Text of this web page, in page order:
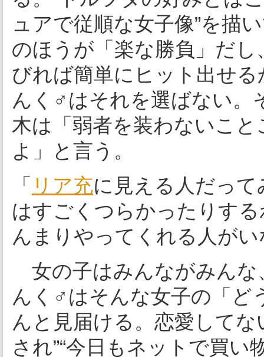
ュアで従順な女子像”を描
のほうが「楽な勝負」だ
びれば簡単にヒット出せ
んく♂はそれを選ばない。
木は「弱者を装わないこ
よ」と言う。
「 リア充に見える人だっ
はすごくつらかったりす
んまりやってくれる人が
女の子はみんながみんな
んく♂はそんな女子の「ど
んと見届ける。恋愛して
され”“今日もネットで買い